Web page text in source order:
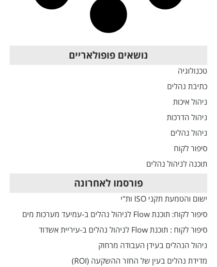
נושאים פופולאריים
טכנולוגיה
כתיבת נהלים
ניהול איכות
ניהול הדרכות
ניהול נהלים
סיפור לקוח
תוכנה לניהול נהלים
פורסמו לאחרונה
ישום והטמעת תקני ISO ות"י
סיפור לקוח: תוכנת Flow לניהול נהלים ב-עמיעד מערכות מים
סיפור לקוח : תוכנת Flow לניהול נהלים ב-עיריית אשדוד
ניהול הנהלים בעידן העבודה מרחוק
מדידת נהלים בעין של החזר ההשקעה (ROI)